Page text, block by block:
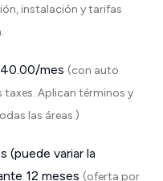
instalación y tarifas
mes (con auto
Aplican términos y
las áreas.)
variar la
12 meses (oferta por